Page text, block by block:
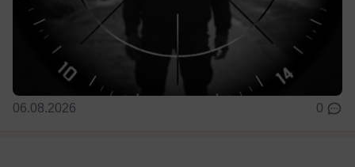
06.08.2026 0